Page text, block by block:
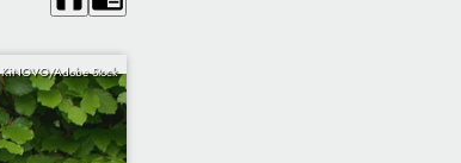
KiNOVO/Adobe Stock